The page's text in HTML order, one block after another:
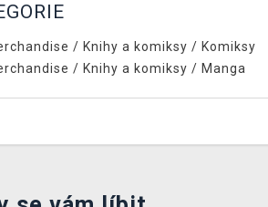
/ Knihy a komiksy / Komiksy
/ Knihy a komiksy / Manga